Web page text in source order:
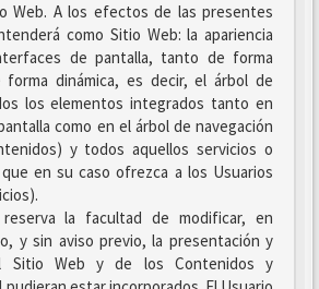
Web. A los efectos de las presentes
como Sitio Web: la apariencia
de pantalla, tanto de forma
dinámica, es decir, el árbol de
los elementos integrados tanto en
como en el árbol de navegación
y todos aquellos servicios o
en su caso ofrezca a los Usuarios
la facultad de modificar, en
y sin aviso previo, la presentación y
Sitio Web y de los Contenidos y